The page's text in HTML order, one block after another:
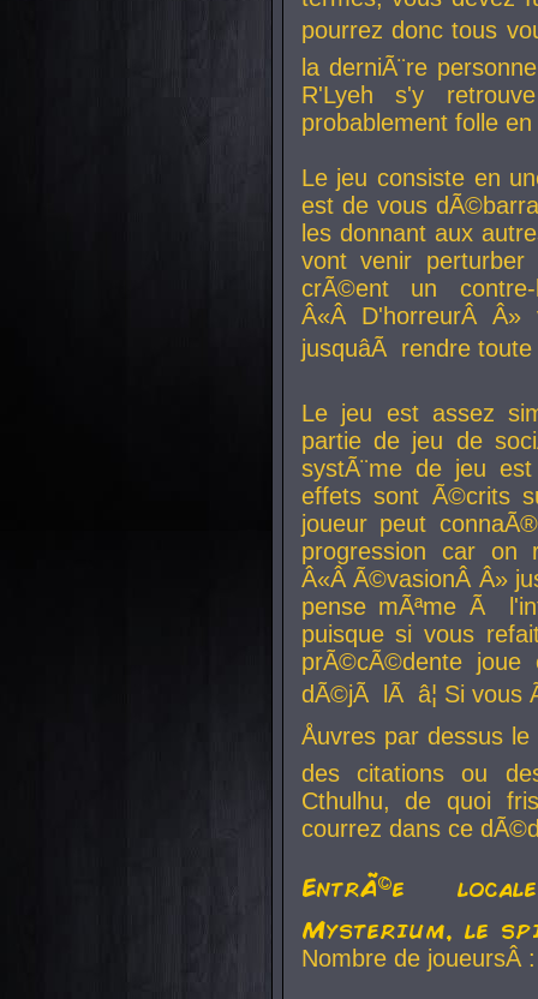
pourrez donc tous
la derniÃ¨re
R'Lyeh s'y
probablement folle
Le jeu consiste en
est de vous
les donnant aux
vont venir perturber
crÃ©ent un
Â«Â D'horreurÂ
jusquâÃ rendre
Le jeu est assez
partie de jeu de
systÃ¨me de jeu
effets sont Ã©crits
joueur peut
progression car
Â«Â Ã©vasionÂ Â»
pense mÃªme Ã
puisque si vous
prÃ©cÃ©dente
dÃ©jÃ lÃ â¦ Si vous
Åuvres par dessus
des citations ou
Cthulhu, de quoi
courrez dans ce
EntrÃ©e
Mysterium, le
Nombre de